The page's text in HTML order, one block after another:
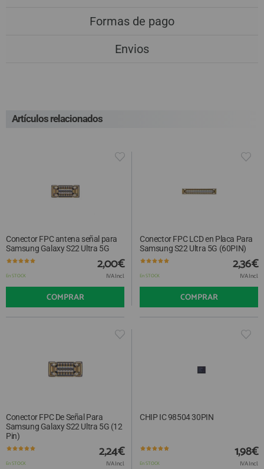
Formas de pago
Envios
Artículos relacionados
Conector FPC antena señal para
Samsung Galaxy S22 Ultra 5G
En STOCK
2,00€
IVA Incl.
COMPRAR
Conector FPC LCD en Placa Para
Samsung S22 Ultra 5G (60PIN)
En STOCK
2,36€
IVA Incl.
COMPRAR
Conector FPC De Señal Para
Samsung Galaxy S22 Ultra 5G (12
Pin)
En STOCK
2,24€
IVA Incl.
CHIP IC 98504 30PIN
En STOCK
1,98€
IVA Incl.